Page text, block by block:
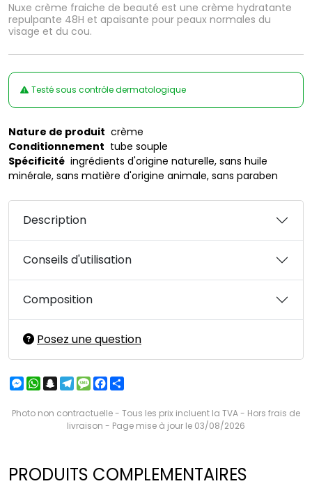
Nuxe crème fraiche de beauté est une crème hydratante
repulpante 48H et apaisante pour peaux normales du
visage et du cou.
Testé sous contrôle dermatologique
Nature de produit crème
Conditionnement tube souple
Spécificité ingrédients d'origine naturelle, sans huile
minérale, sans matière d'origine animale, sans paraben
Description
Conseils d'utilisation
Composition
Posez une question
Messenger
WhatsApp
Snapchat
Telegram
MessageFacebook
Photo non contractuelle - Tous les prix incluent la TVA - Hors frais de
livraison - Page mise à jour le 03/08/2026
PRODUITS COMPLEMENTAIRES